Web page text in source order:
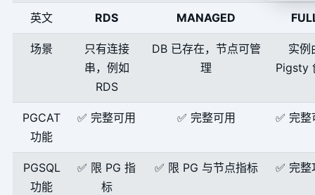
英文 RDS MANAGED
场景
只有连接
串，例如
RDS
DB 已存在，节点可管
理
实例
Pigsty
PGCAT
功能
✅ 完整可用 ✅ 完整可用 ✅ 完整
PGSQL
功能
✅ 限 PG 指
标
✅ 限 PG 与节点指标 ✅ 完整